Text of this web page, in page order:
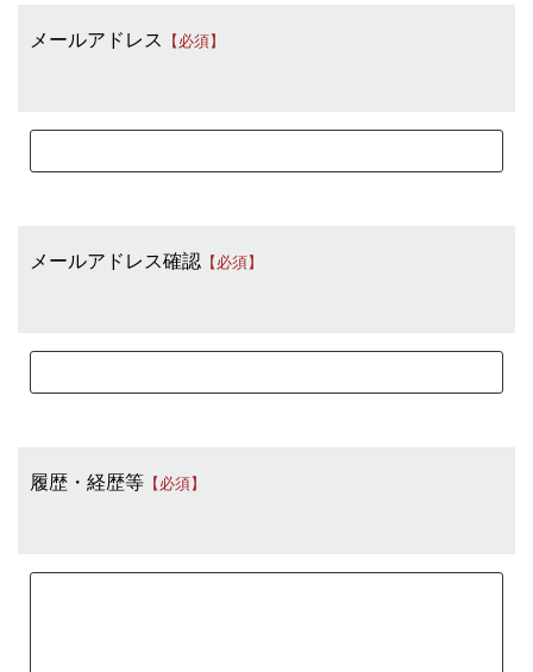
メールアドレス 【必須】
メールアドレス確認 【必須】
履歴・経歴等 【必須】